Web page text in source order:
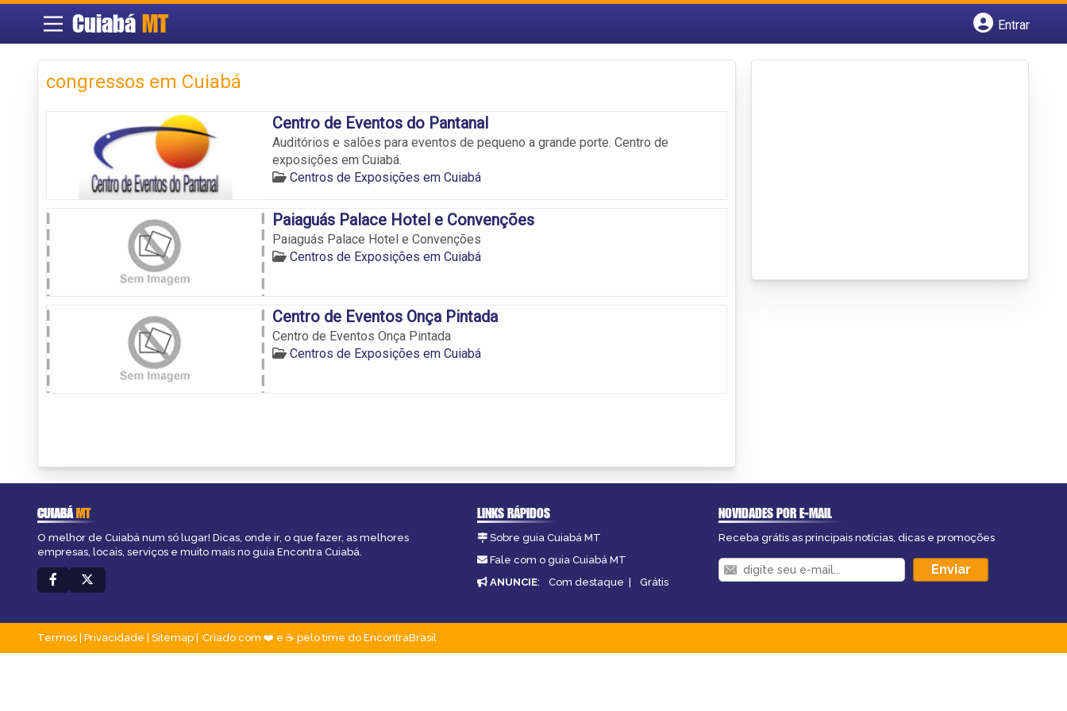
Cuiabá MT
Entrar
congressos em Cuiabá
Centro de Eventos do Pantanal
Auditórios e salões para eventos de pequeno a grande porte. Centro de
exposições em Cuiabá.
Centros de Exposições em Cuiabá
Paiaguás Palace Hotel e Convenções
Paiaguás Palace Hotel e Convenções
Centros de Exposições em Cuiabá
Centro de Eventos Onça Pintada
Centro de Eventos Onça Pintada
Centros de Exposições em Cuiabá
CUIABÁMT
O melhor de Cuiabá num só lugar! Dicas, onde ir, o que fazer, as melhores
empresas, locais, serviços e muito mais no guia Encontra Cuiabá.
LINKS RÁPIDOS
Sobre guia Cuiabá MT
Fale com o guia Cuiabá MT
ANUNCIE: Com destaque | Grátis
NOVIDADES POR E-MAIL
Receba grátis as principais notícias, dicas e promoções
Termos Privacidade Sitemap Criado com ❤️ e ☕ pelo time do EncontraBrasil